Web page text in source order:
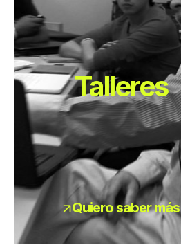
Talleres
Quiero saber más